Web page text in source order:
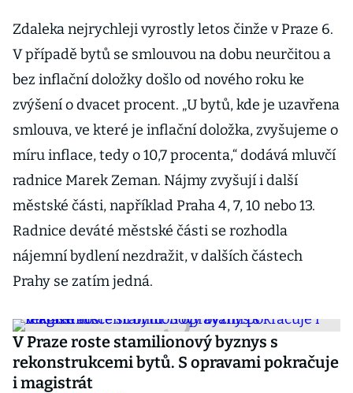
Zdaleka nejrychleji vyrostly letos činže v Praze 6.
V případě bytů se smlouvou na dobu neurčitou a
bez inflační doložky došlo od nového roku ke
zvýšení o dvacet procent. „U bytů, kde je uzavřena
smlouva, ve které je inflační doložka, zvyšujeme o
míru inflace, tedy o 10,7 procenta,“ dodává mluvčí
radnice Marek Zeman. Nájmy zvyšují i další
městské části, například Praha 4, 7, 10 nebo 13.
Radnice deváté městské části se rozhodla
nájemní bydlení nezdražit, v dalších částech
Prahy se zatím jedná.
V Praze roste stamilionový byznys s
rekonstrukcemi bytů. S opravami pokračuje
i magistrát